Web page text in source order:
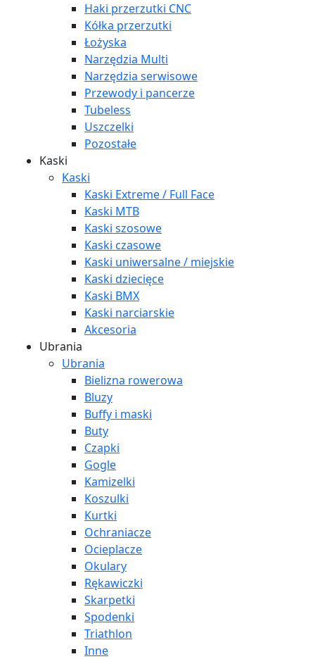
Haki przerzutki CNC
Kółka przerzutki
Łożyska
Narzędzia Multi
Narzędzia serwisowe
Przewody i pancerze
Tubeless
Uszczelki
Pozostałe
Kaski
Kaski
Kaski Extreme / Full Face
Kaski MTB
Kaski szosowe
Kaski czasowe
Kaski uniwersalne / miejskie
Kaski dziecięce
Kaski BMX
Kaski narciarskie
Akcesoria
Ubrania
Ubrania
Bielizna rowerowa
Bluzy
Buffy i maski
Buty
Czapki
Gogle
Kamizelki
Koszulki
Kurtki
Ochraniacze
Ocieplacze
Okulary
Rękawiczki
Skarpetki
Spodenki
Triathlon
Inne